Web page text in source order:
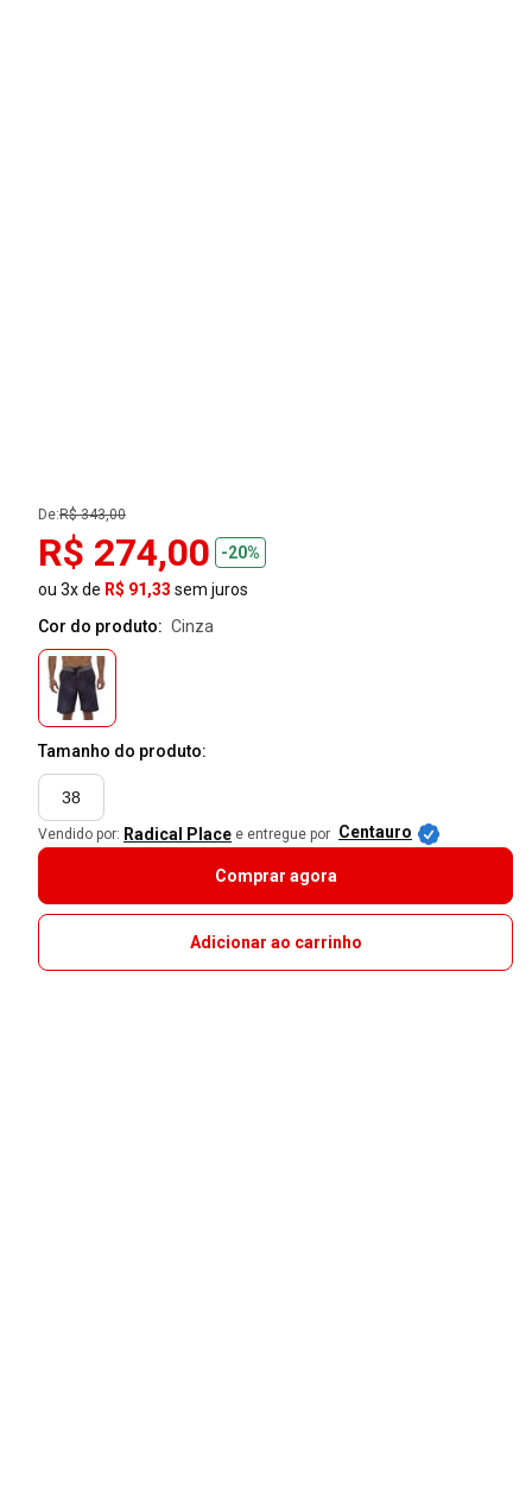
De:R$ 343,00
R$ 274,00
-20%
ou 3x de R$ 91,33 sem juros
Cor do produto:
cinza
Tamanho do produto:
38
Vendido por: Radical Place e entregue por Centauro
Comprar agora
Adicionar ao carrinho